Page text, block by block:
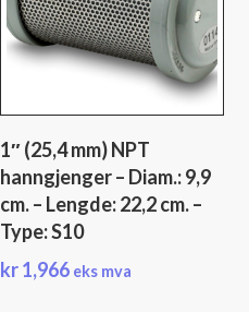
1″ (25,4 mm) NPT
hanngjenger – Diam.: 9,9
cm. – Lengde: 22,2 cm. –
Type: S10
kr1,966 eks mva